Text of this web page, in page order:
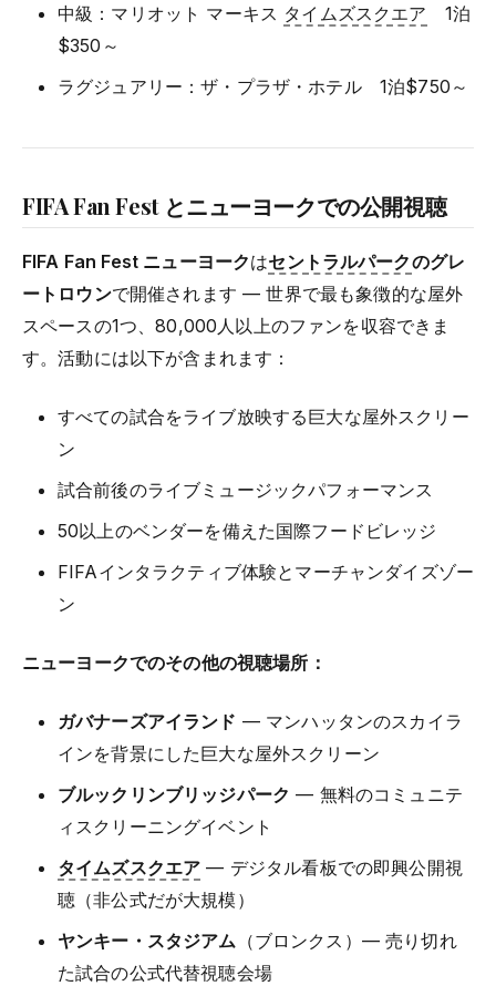
中級：マリオット マーキス タイムズスクエア 1泊
$350～
ラグジュアリー：ザ・プラザ・ホテル 1泊$750～
FIFA Fan Fest とニューヨークでの公開視聴
FIFA Fan Fest ニューヨークはセントラルパークのグレ
ートロウンで開催されます — 世界で最も象徴的な屋外
スペースの1つ、80,000人以上のファンを収容できま
す。活動には以下が含まれます：
すべての試合をライブ放映する巨大な屋外スクリー
ン
試合前後のライブミュージックパフォーマンス
50以上のベンダーを備えた国際フードビレッジ
FIFAインタラクティブ体験とマーチャンダイズゾー
ン
ニューヨークでのその他の視聴場所：
ガバナーズアイランド — マンハッタンのスカイラ
インを背景にした巨大な屋外スクリーン
ブルックリンブリッジパーク — 無料のコミュニテ
ィスクリーニングイベント
タイムズスクエア — デジタル看板での即興公開視
聴（非公式だが大規模）
ヤンキー・スタジアム （ブロンクス）— 売り切れ
た試合の公式代替視聴会場